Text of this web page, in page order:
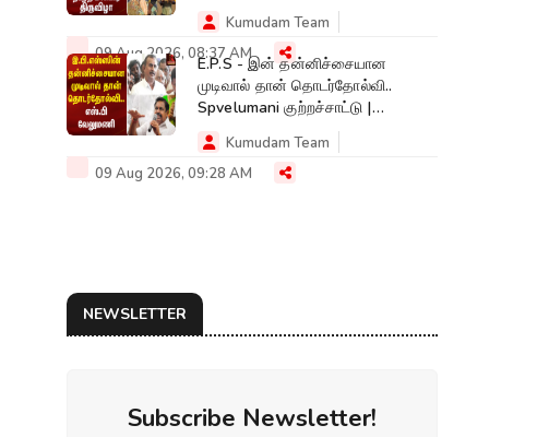
Kumudam News
Kumudam Team
09 Aug 2026, 08:37 AME.P.S - இன் தன்னிச்சையான
முடிவால் தான் தொடர்தோல்வி..
Spvelumani குற்றச்சாட்டு |
Kumudam News
Kumudam Team
09 Aug 2026, 09:28 AM
NEWSLETTER
Subscribe Newsletter!